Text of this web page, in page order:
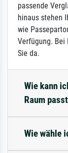
passende
hinaus stehen
wie
Verfügung. Bei
Sie da.
Wie kann
Raum
Wie wähle